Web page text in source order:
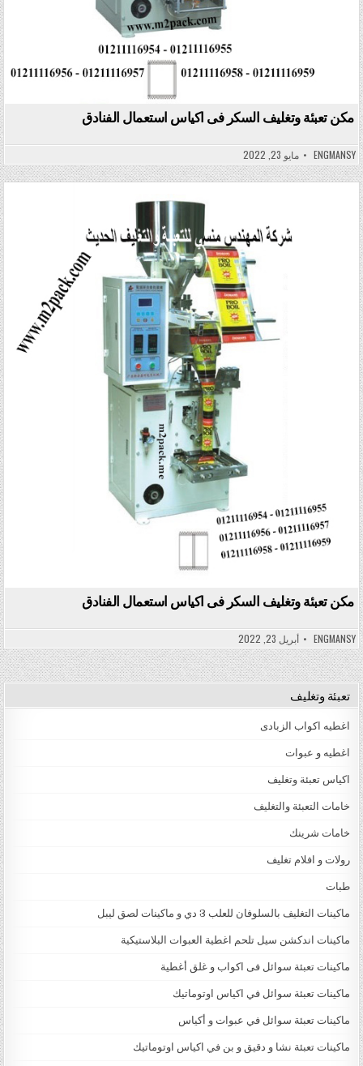
مكن تعبئة وتغليف السكر فى اكياس استعمال الفنادق
ENGMANSY مايو 23, 2022
مكن تعبئة وتغليف السكر فى اكياس استعمال الفنادق
ENGMANSY أبريل 23, 2022
تعبئة وتغليف
اغطيه اكواب الزبادى
اغطيه و عبوات
اكياس تعبئة وتغليف
خامات التعبئة والتغليف
خامات شرينك
رولات و افلام تغليف
طبات
ماكينات التغليف بالسلوفان للعلب 3 دي و ماكينات لصق ليبل
ماكينات اندكشن سيل تلحم اغطية العبوات البلاستيكية
ماكينات تعبئة سوائل فى اكواب و غلق أغطية
ماكينات تعبئة سوائل في اكياس اوتوماتيك
ماكينات تعبئة سوائل في عبوات و أكياس
ماكينات تعبئة نشا و دقيق و بن في اكياس اوتوماتيك